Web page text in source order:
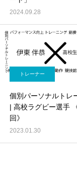
2024.09.28
トレーナー
個別パーソナルトレ
| 高校ラグビー選手
回》
2023.01.30